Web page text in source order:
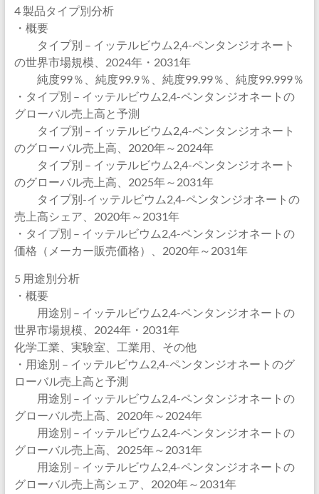
4 製品タイプ別分析
・概要
タイプ別 – イッテルビウム2,4-ペンタンジオネート
の世界市場規模、2024年・2031年
純度99％、純度99.9％、純度99.99％、純度99.999％
・タイプ別 – イッテルビウム2,4-ペンタンジオネートの
グローバル売上高と予測
タイプ別 – イッテルビウム2,4-ペンタンジオネート
のグローバル売上高、2020年～2024年
タイプ別 – イッテルビウム2,4-ペンタンジオネート
のグローバル売上高、2025年～2031年
タイプ別-イッテルビウム2,4-ペンタンジオネートの
売上高シェア、2020年～2031年
・タイプ別 – イッテルビウム2,4-ペンタンジオネートの
価格（メーカー販売価格）、2020年～2031年
5 用途別分析
・概要
用途別 – イッテルビウム2,4-ペンタンジオネートの
世界市場規模、2024年・2031年
化学工業、実験室、工業用、その他
・用途別 – イッテルビウム2,4-ペンタンジオネートのグ
ローバル売上高と予測
用途別 – イッテルビウム2,4-ペンタンジオネートの
グローバル売上高、2020年～2024年
用途別 – イッテルビウム2,4-ペンタンジオネートの
グローバル売上高、2025年～2031年
用途別 – イッテルビウム2,4-ペンタンジオネートの
グローバル売上高シェア、2020年～2031年